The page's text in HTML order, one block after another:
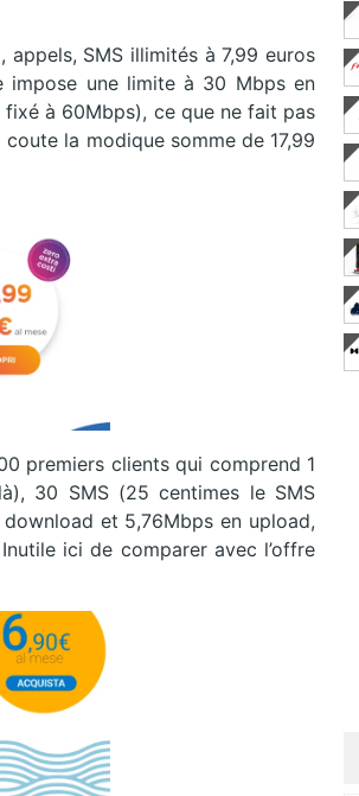
SMS illimités à 7,99 euros
impose une limite à 30 Mbps en
à 60Mbps), ce que ne fait pas
la modique somme de 17,99
premiers clients qui comprend 1
30 SMS (25 centimes le SMS
et 5,76Mbps en upload,
ici de comparer avec l’offre